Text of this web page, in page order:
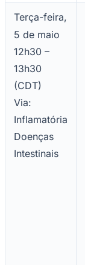
Terça-feira,
5 de maio
12h30 –
13h30
(CDT)
Via:
Inflamatória
Doenças
Intestinais